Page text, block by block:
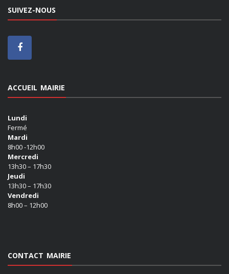
SUIVEZ-NOUS
ACCUEIL MAIRIE
Lundi
Fermé
Mardi
8h00 -12h00
Mercredi
13h30 – 17h30
Jeudi
13h30 – 17h30
Vendredi
8h00 – 12h00
CONTACT MAIRIE